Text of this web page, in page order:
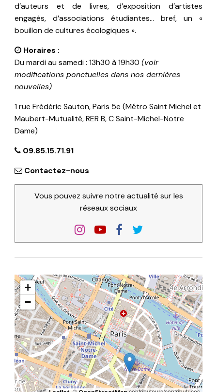
d’auteurs et de livres, d’exposition d’artistes
engagés, d’associations étudiantes… bref, un «
bouillon de cultures écologiques ».
Horaires :
Du mardi au samedi : 13h30 à 19h30 (voir
modifications ponctuelles dans nos dernières
nouvelles)
1 rue Frédéric Sauton, Paris 5e (Métro Saint Michel et
Maubert-Mutualité, RER B, C Saint-Michel-Notre
Dame)
09.85.15.71.91
Contactez-nous
Vous pouvez suivre notre actualité sur les
réseaux sociaux
+
−